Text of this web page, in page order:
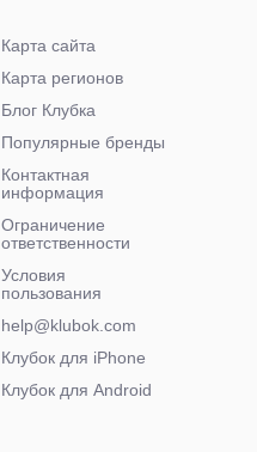
Карта сайта
Карта регионов
Блог Клубка
Популярные бренды
Контактная
информация
Ограничение
ответственности
Условия
пользования
help@klubok.com
Клубок для iPhone
Клубок для Android